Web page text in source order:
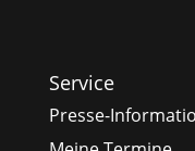
Service
Presse-